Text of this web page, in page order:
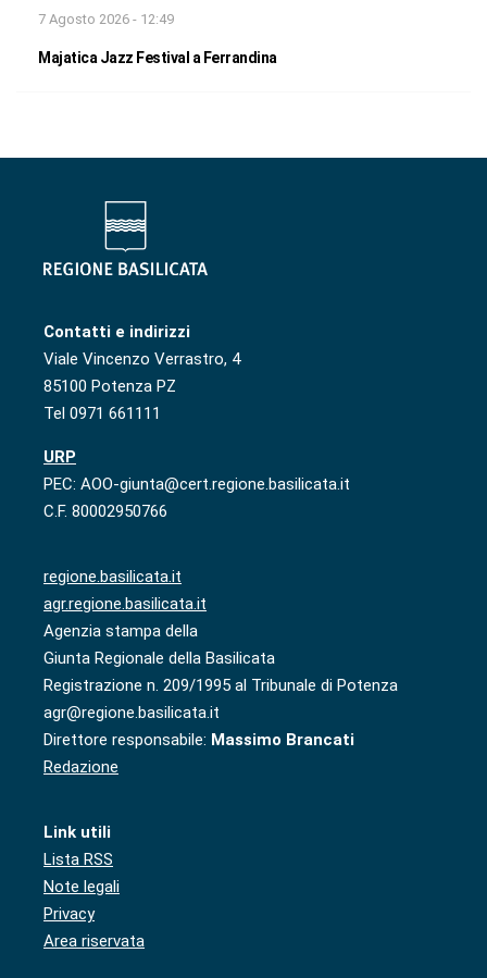
7 Agosto 2026 - 12:49
Majatica Jazz Festival a Ferrandina
Contatti e indirizzi
Viale Vincenzo Verrastro, 4
85100 Potenza PZ
Tel 0971 661111
URP
PEC: AOO-giunta@cert.regione.basilicata.it
C.F. 80002950766
regione.basilicata.it
agr.regione.basilicata.it
Agenzia stampa della
Giunta Regionale della Basilicata
Registrazione n. 209/1995 al Tribunale di Potenza
agr@regione.basilicata.it
Direttore responsabile: Massimo Brancati
Redazione
Link utili
Lista RSS
Note legali
Privacy
Area riservata